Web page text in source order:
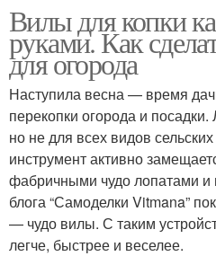
Вилы для копки
руками. Как
для огорода
Наступила весна — время
перекопки огорода и посадки.
но не для всех видов
инструмент активно
фабричными чудо лопатами и
блога “Самоделки Vitmana”
— чудо вилы. С таким
легче, быстрее и веселее.